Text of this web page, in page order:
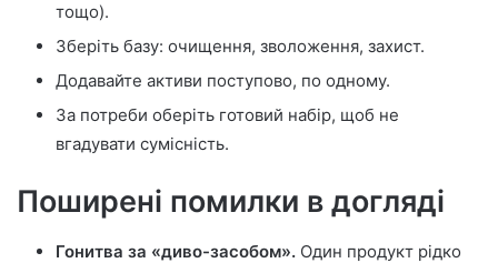
тощо).
Зберіть базу: очищення, зволоження, захист.
Додавайте активи поступово, по одному.
За потреби оберіть готовий набір, щоб не
вгадувати сумісність.
Поширені помилки в догляді
Гонитва за «диво-засобом». Один продукт рідко